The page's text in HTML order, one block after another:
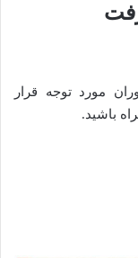
مورد توجه قرار
باشید.